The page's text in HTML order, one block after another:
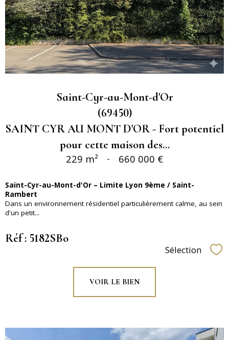
Saint-Cyr-au-Mont-d'Or
(69450)
SAINT CYR AU MONT D'OR - Fort potentiel
pour cette maison des...
229 m² - 660 000 €
Saint-Cyr-au-Mont-d'Or – Limite Lyon 9ème / Saint-
Rambert
Dans un environnement résidentiel particulièrement calme, au sein
d'un petit...
Réf : 5182SBo
Sélection
VOIR LE BIEN